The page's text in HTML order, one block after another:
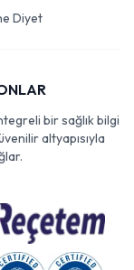
Diyet
bir sağlık bilgi
altyapısıyla